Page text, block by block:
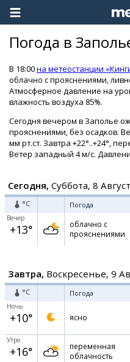
Погода в
В 18:00на метеостанции
облачно с прояснениями,
Атмосферное давление на
влажность воздуха 85%.
Сегодня вечером в Заполье
прояснениями, без осадков.
мм рт.ст. Завтра +22°..+24°,
Ветер западный 4 м/с.
Сегодня, Суббота, 8
°C Погода
Вечер
+13°
облачно с
прояснениями
Завтра, Воскресенье, 9
°C Погода
Ночь
+10° ясно
Утро
+16°
переменная
облачность